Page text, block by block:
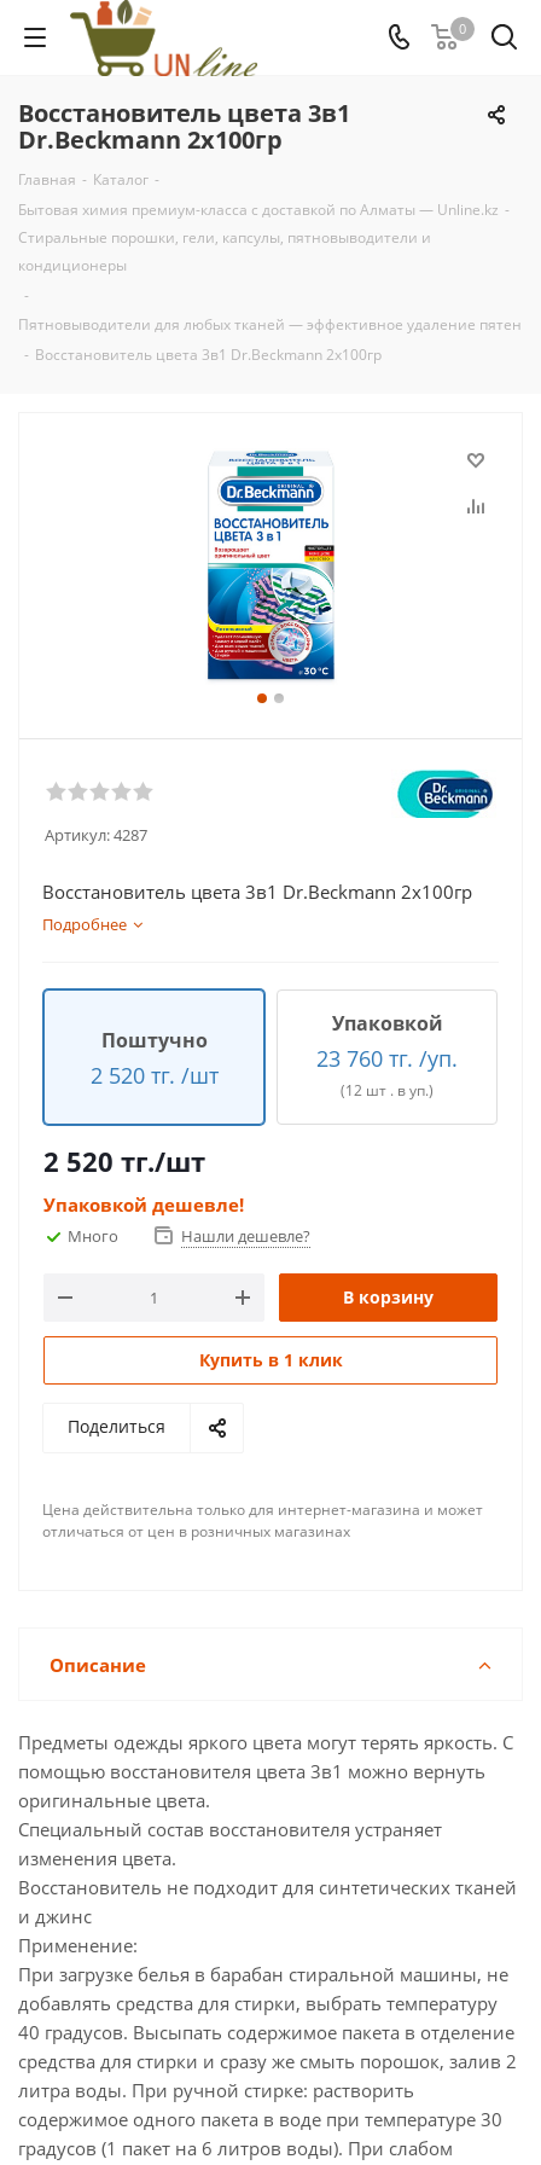
0
Восстановитель цвета 3в1
Dr.Beckmann 2х100гр
Главная - Каталог -
Бытовая химия премиум-класса с доставкой по Алматы — Unline.kz -
Стиральные порошки, гели, капсулы, пятновыводители и
кондиционеры
-
Пятновыводители для любых тканей — эффективное удаление пятен
- Восстановитель цвета 3в1 Dr.Beckmann 2х100гр
Артикул:4287
Восстановитель цвета 3в1 Dr.Beckmann 2х100гр
Подробнее
Поштучно
2 520 тг. /шт
Упаковкой
23 760 тг. /уп.
(12 шт . в уп.)
2 520 тг./шт
Упаковкой дешевле!
Много Нашли дешевле?
В корзину
Купить в 1 клик
Поделиться
Цена действительна только для интернет-магазина и может
отличаться от цен в розничных магазинах
Описание
Предметы одежды яркого цвета могут терять яркость. С
помощью восстановителя цвета 3в1 можно вернуть
оригинальные цвета.
Специальный состав восстановителя устраняет
изменения цвета.
Восстановитель не подходит для синтетических тканей
и джинс
Применение:
При загрузке белья в барабан стиральной машины, не
добавлять средства для стирки, выбрать температуру
40 градусов. Высыпать содержимое пакета в отделение
средства для стирки и сразу же смыть порошок, залив 2
литра воды. При ручной стирке: растворить
содержимое одного пакета в воде при температуре 30
градусов (1 пакет на 6 литров воды). При слабом